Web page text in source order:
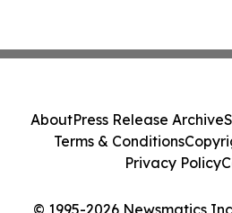
© 1995-2026 Newsmatics
AboutPress Release Archive
Terms & Conditions
Privacy Policy